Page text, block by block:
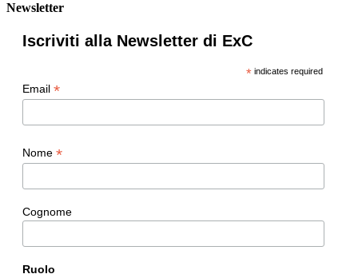
Newsletter
Iscriviti alla Newsletter di ExC
* indicates required
Email *
Nome *
Cognome
Ruolo